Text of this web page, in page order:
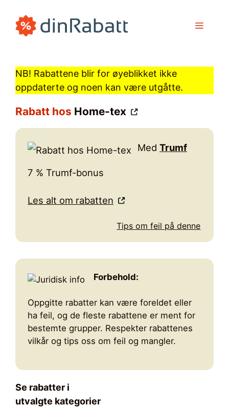
innhold
MENY
NB! Rabattene blir for øyeblikket ikke
oppdaterte og noen kan være utgåtte.
Rabatt hos Home-tex
Med Trumf
7 % Trumf-bonus
Les alt om rabatten
Tips om feil på denne
Forbehold:
Oppgitte rabatter kan være foreldet eller
ha feil, og de fleste rabattene er ment for
bestemte grupper. Respekter rabattenes
vilkår og tips oss om feil og mangler.
Se rabatter i
utvalgte kategorier